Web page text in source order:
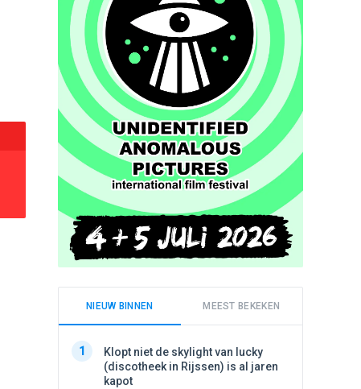
NIEUW BINNEN MEEST BEKEKEN
1
Klopt niet de skylight van lucky
(discotheek in Rijssen) is al jaren
kapot